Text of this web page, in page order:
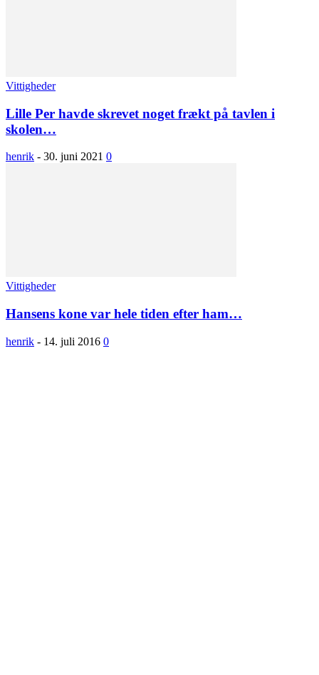
Vittigheder
Lille Per havde skrevet noget frækt på tavlen i
skolen…
henrik - 30. juni 2021 0
Vittigheder
Hansens kone var hele tiden efter ham…
henrik - 14. juli 2016 0